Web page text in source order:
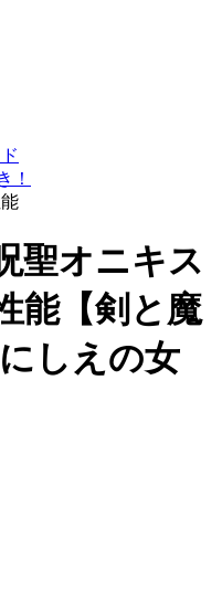
！
聖オニキス
能【剣と魔
しえの女